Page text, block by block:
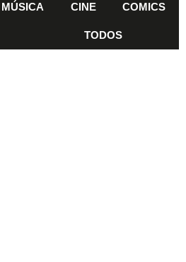
MÚSICA CINE COMICS
TODOS